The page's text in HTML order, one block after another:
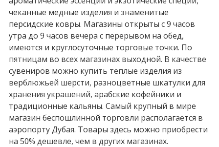
чеканные медные изделия и знаменитые
персидские ковры. Магазины открыты с 9 часов
утра до 9 часов вечера с перерывом на обед,
имеются и круглосуточные торговые точки. По
пятницам во всех магазинах выходной. В качестве
сувениров можно купить теплые изделия из
верблюжьей шерсти, разноцветные шкатулки для
хранения украшений, арабские кофейники и
традиционные кальяны. Самый крупный в мире
магазин беспошлинной торговли располагается в
аэропорту Дубая. Товары здесь можно приобрести
на 50% дешевле, чем в других магазинах.